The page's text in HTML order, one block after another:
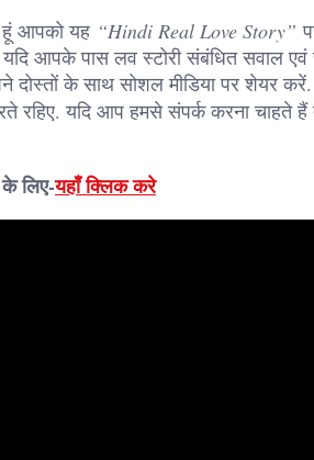
हूं आपको यह “Hindi Real Love Story”
आपके पास लव स्टोरी संबंधित सवाल
दोस्तों के साथ सोशल मीडिया पर शेयर
रहिए. यदि आप हमसे संपर्क करना चाहते हैं
लिए-यहाँ क्लिक करे